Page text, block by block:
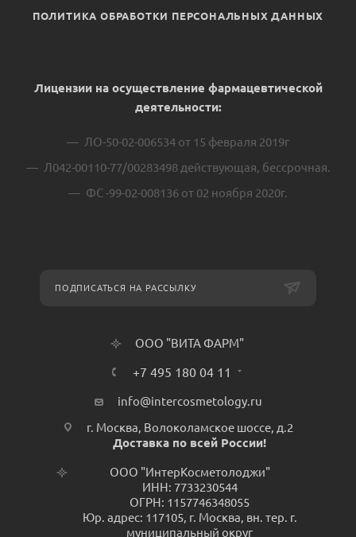
ПОЛИТИКА ОБРАБОТКИ ПЕРСОНАЛЬНЫХ ДАННЫХ
Лицензии на осуществление фармацевтической
деятельности:
ЛО-50-02-006534 от 15 февраля 2019г
Л042-00110-77/00283498 действующая, бессрочная.
ФС -99-02-008136 от 02 ноября 2020г.
ПОДПИСАТЬСЯ НА РАССЫЛКУ
ООО "ВИТА ФАРМ"
+7 495 180 04 11
info@intercosmetology.ru
г. Москва, Волоколамское шоссе, д.2
Доставка по всей России!
ООО "ИнтерКосметолоджи"
ИНН: 7733230544
ОГРН: 1157746348055
Юр. адрес: 117105, г. Москва, вн. тер. г.
муниципальный округ